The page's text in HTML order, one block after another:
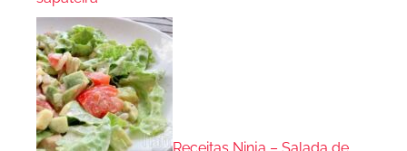
Receitas Ninja – Salada de